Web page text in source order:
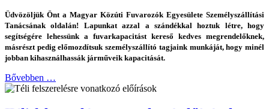
Üdvözöljük Önt a Magyar Közúti Fuvarozók Egyesülete Személyszállítási
Tanácsának oldalán! Lapunkat azzal a szándékkal hoztuk létre, hogy
segítségére lehessünk a fuvarkapacitást kereső kedves megrendelőknek,
másrészt pedig előmozdítsuk személyszállító tagjaink munkáját, hogy minél
jobban kihasználhassák járműveik kapacitását.
Bővebben …